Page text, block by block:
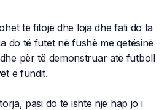
të fitojë dhe loja dhe fati do ta
do të futet në fushë me qetësinë
për të demonstruar atë futboll
e fundit.
pasi do të ishte një hap jo i